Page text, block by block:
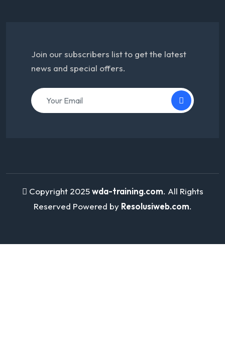
Join our subscribers list to get the latest
news and special offers.
Copyright 2025wda-training.com. All Rights
Reserved Powered by Resolusiweb.com.